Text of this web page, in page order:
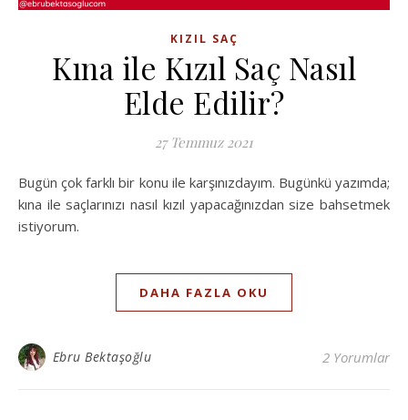
KIZIL SAÇ
Kına ile Kızıl Saç Nasıl
Elde Edilir?
27 Temmuz 2021
Bugün çok farklı bir konu ile karşınızdayım. Bugünkü yazımda;
kına ile saçlarınızı nasıl kızıl yapacağınızdan size bahsetmek
istiyorum.
DAHA FAZLA OKU
Ebru Bektaşoğlu 2 Yorumlar